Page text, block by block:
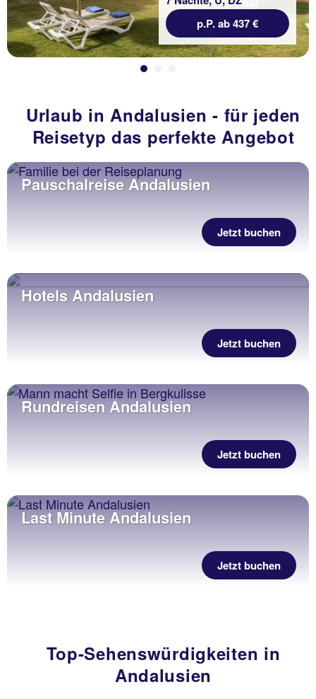
p.P. ab 437 €
Urlaub in Andalusien - für jeden
Reisetyp das perfekte Angebot
Pauschalreise Andalusien
Jetzt buchen
Hotels Andalusien
Jetzt buchen
Rundreisen Andalusien
Jetzt buchen
Last Minute Andalusien
Jetzt buchen
Top-Sehenswürdigkeiten in
Andalusien